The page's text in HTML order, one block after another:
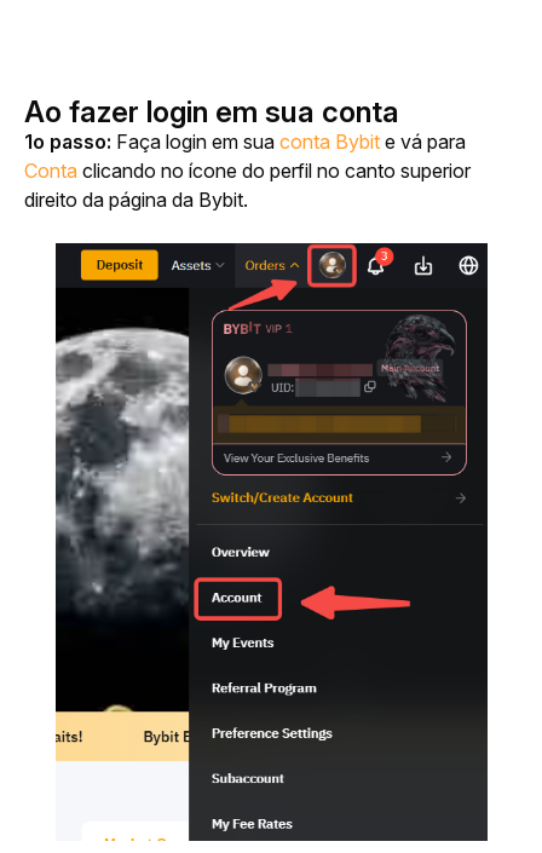
Ao fazer login em sua conta
1o passo: Faça login em sua conta Bybit
Conta clicando no ícone do perfil no canto superior
direito da página da Bybit.